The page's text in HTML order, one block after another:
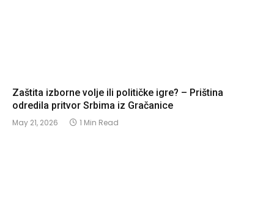
Zaštita izborne volje ili političke igre? – Priština
odredila pritvor Srbima iz Gračanice
May 21, 2026 1 Min Read